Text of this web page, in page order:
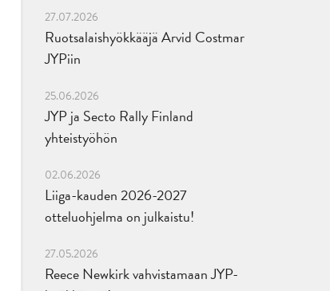
27.07.2026
Ruotsalaishyökkääjä Arvid Costmar
JYPiin
25.06.2026
JYP ja Secto Rally Finland
yhteistyöhön
02.06.2026
Liiga-kauden 2026-2027
otteluohjelma on julkaistu!
27.05.2026
Reece Newkirk vahvistamaan JYP-